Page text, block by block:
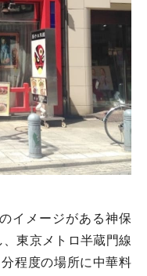
イメージがある神保
東京メトロ半蔵門線
程度の場所に中華料